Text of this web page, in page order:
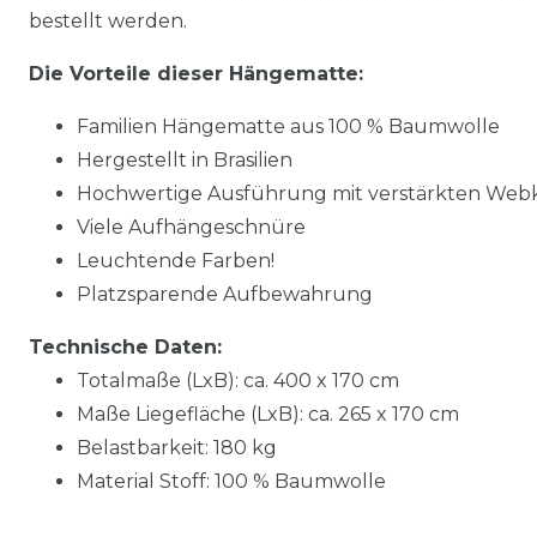
bestellt werden.
Die Vorteile dieser Hängematte:
Familien Hängematte aus 100 % Baumwolle
Hergestellt in Brasilien
Hochwertige Ausführung mit verstärkten
Viele Aufhängeschnüre
Leuchtende Farben!
Platzsparende Aufbewahrung
Technische Daten:
Totalmaße (LxB): ca. 400 x 170 cm
Maße Liegefläche (LxB): ca. 265 x 170 cm
Belastbarkeit: 180 kg
Material Stoff: 100 % Baumwolle